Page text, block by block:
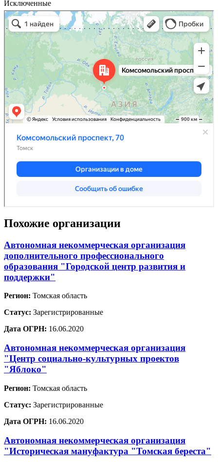
Исключенные
Похожие организации
Автономная некоммерческая организация
дополнительного профессионального
образования "Городской центр развития и
поддержки"
Регион: Томская область
Статус: Зарегистрированные
Дата ОГРН: 16.06.2020
Автономная некоммерческая организация
"Центр социально-культурных проектов
"Яблоко"
Регион: Томская область
Статус: Зарегистрированные
Дата ОГРН: 16.06.2020
Автономная некоммерческая организация
"Историческая мануфактура "Томская береста"